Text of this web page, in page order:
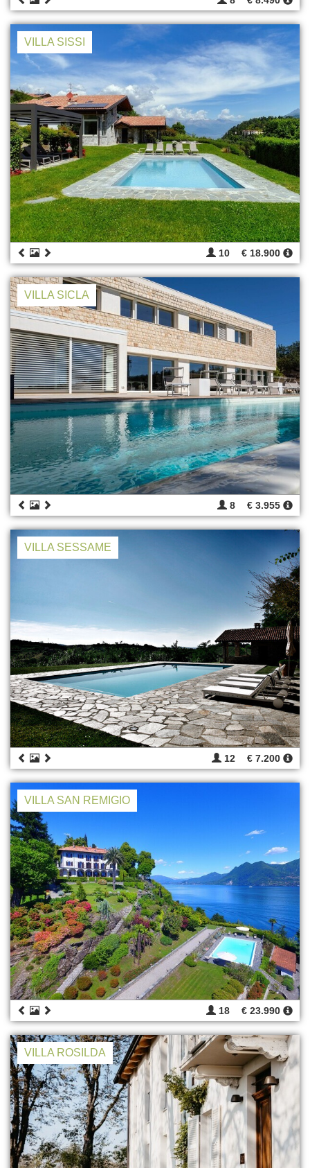
VILLA SISSI
10 € 18.900
VILLA SICLA
8 € 3.955
VILLA SESSAME
12 € 7.200
VILLA SAN REMIGIO
18 € 23.990
VILLA ROSILDA